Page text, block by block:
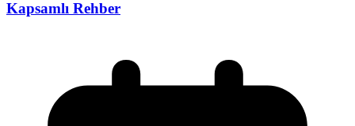
Kapsamlı Rehber